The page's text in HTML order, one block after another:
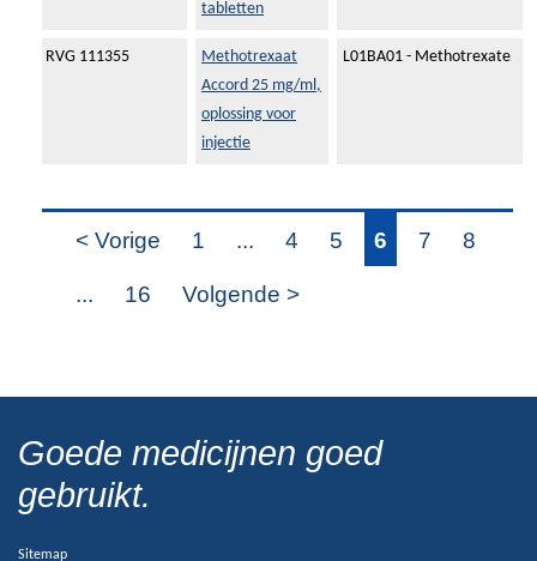
tabletten
RVG 111355
Methotrexaat
Accord 25 mg/ml,
oplossing voor
injectie
L01BA01 - Methotrexate
< Vorige 1 ... 4 5 6 7 8
... 16 Volgende >
Goede medicijnen goed
gebruikt.
Sitemap